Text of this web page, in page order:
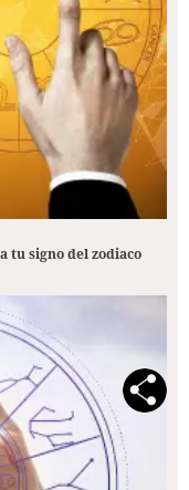
tu signo del zodiaco